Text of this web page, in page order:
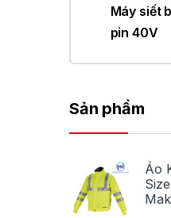
Máy siết
pin 40V
Sản phẩm
Áo